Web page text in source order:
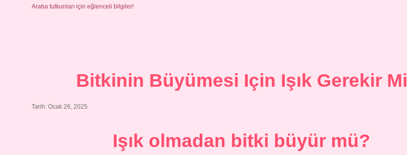
Araba tutkunları için eğlenceli bilgiler!
Bitkinin Büyümesi Için Işık Gerekir Mi
Tarih: Ocak 26, 2025
Işık olmadan bitki büyür mü?